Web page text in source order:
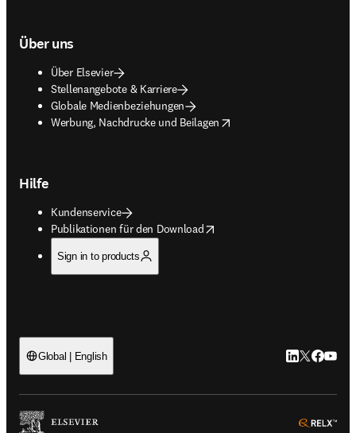
Über uns
Über Elsevier
Stellenangebote & Karriere
Globale Medienbeziehungen
Werbung, Nachdrucke und Beilagen
opens in new tab/window
Hilfe
Kundenservice
Publikationen für den Download
opens in new tab/window
Sign in to products
Global | English LinkedIn
Twitter